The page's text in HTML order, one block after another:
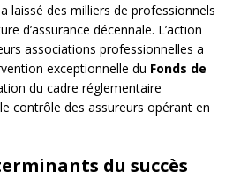
laissé des milliers de professionnels
d’assurance décennale. L’action
associations professionnelles a
exceptionnelle du Fonds de
du cadre réglementaire
contrôle des assureurs opérant en
du succès